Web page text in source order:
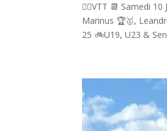
🚴‍♂️VTT 📆 Samedi
Marinus 🏆🥇,
25 🚲U19, U23 &